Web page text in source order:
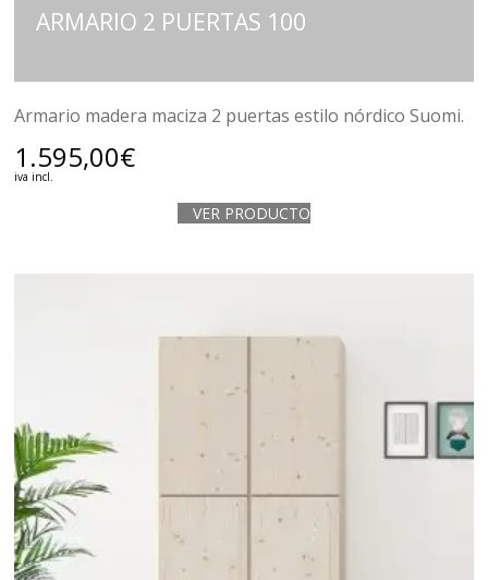
ARMARIO 2 PUERTAS 100
Armario madera maciza 2 puertas estilo nórdico Suomi.
1.595,00€
iva incl.
VER PRODUCTO